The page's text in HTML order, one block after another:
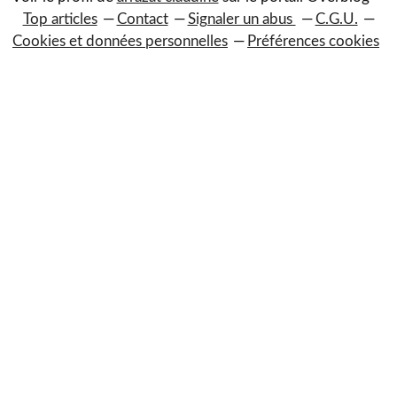
Top articles
Contact Signaler un abus
C.G.U.
Cookies et données personnelles
Préférences cookies